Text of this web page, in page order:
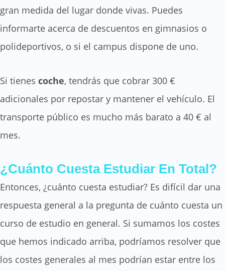
gran medida del lugar donde vivas. Puedes
informarte acerca de descuentos en gimnasios o
polideportivos, o si el campus dispone de uno.
Si tienes coche, tendrás que cobrar 300 €
adicionales por repostar y mantener el vehículo. El
transporte público es mucho más barato a 40 € al
mes.
¿Cuánto Cuesta Estudiar En Total?
Entonces, ¿cuánto cuesta estudiar? Es difícil dar una
respuesta general a la pregunta de cuánto cuesta un
curso de estudio en general. Si sumamos los costes
que hemos indicado arriba, podríamos resolver que
los costes generales al mes podrían estar entre los